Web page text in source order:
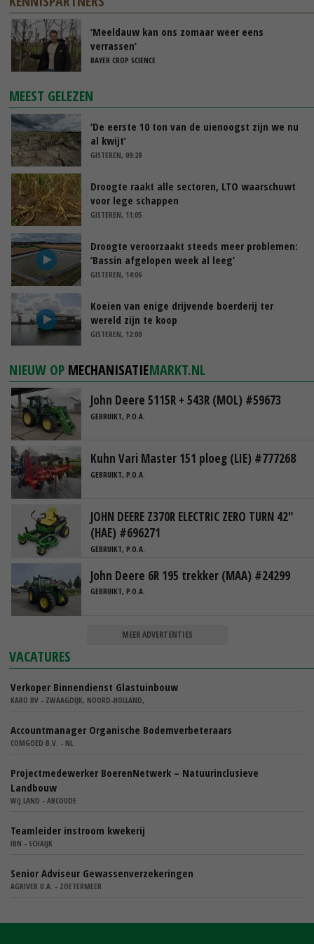
‘Meeldauw kan ons zomaar weer eens
verrassen’
BAYER CROP SCIENCE
MEEST GELEZEN
‘De eerste 10 ton van de uienoogst zijn we nu
al kwijt’
GISTEREN, 09:28
Droogte raakt alle sectoren, LTO waarschuwt
voor lege schappen
GISTEREN, 11:05
Droogte veroorzaakt steeds meer problemen:
‘Bassin afgelopen week al leeg’
GISTEREN, 14:06
Koeien van enige drijvende boerderij ter
wereld zijn te koop
GISTEREN, 12:00
NIEUW OP MECHANISATIEMARKT.NL
John Deere 5115R + 543R (MOL) #59673
GEBRUIKT, P.O.A.
Kuhn Vari Master 151 ploeg (LIE) #777268
GEBRUIKT, P.O.A.
JOHN DEERE Z370R ELECTRIC ZERO TURN 42"
(HAE) #696271
GEBRUIKT, P.O.A.
John Deere 6R 195 trekker (MAA) #24299
GEBRUIKT, P.O.A.
MEER ADVERTENTIES
VACATURES
Verkoper Binnendienst Glastuinbouw
KARO BV - ZWAAGDIJK, NOORD-HOLLAND,
Accountmanager Organische Bodemverbeteraars
COMGOED B.V. - NL
Projectmedewerker BoerenNetwerk – Natuurinclusieve
Landbouw
WIJ.LAND - ABCOUDE
Teamleider instroom kwekerij
IBN - SCHAIJK
Senior Adviseur Gewassenverzekeringen
AGRIVER U.A. - ZOETERMEER